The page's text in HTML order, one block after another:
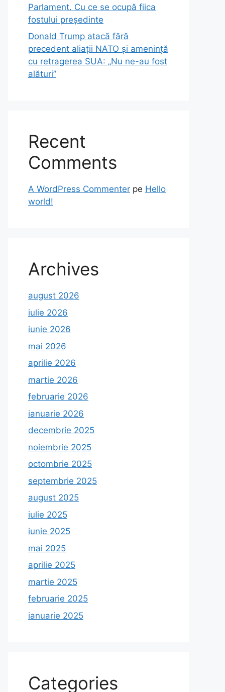
Parlament. Cu ce se ocupă fiica
fostului președinte
Donald Trump atacă fără
precedent aliații NATO și amenință
cu retragerea SUA: „Nu ne-au fost
alături”
Recent
Comments
A WordPress Commenter pe Hello
world!
Archives
august 2026
iulie 2026
iunie 2026
mai 2026
aprilie 2026
martie 2026
februarie 2026
ianuarie 2026
decembrie 2025
noiembrie 2025
octombrie 2025
septembrie 2025
august 2025
iulie 2025
iunie 2025
mai 2025
aprilie 2025
martie 2025
februarie 2025
ianuarie 2025
Categories